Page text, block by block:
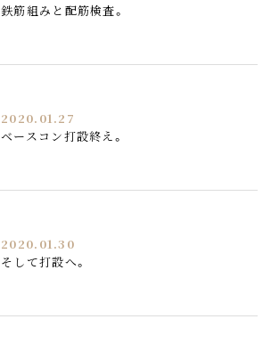
鉄筋組みと配筋検査。
2020.01.27
ベースコン打設終え。
2020.01.30
そして打設へ。